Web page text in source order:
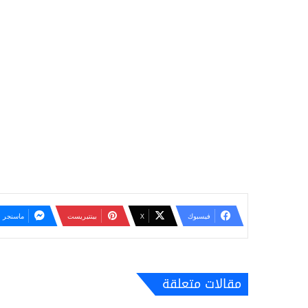
فيسبوك ‫X بينتيريست ماسنجر
مقالات متعلقة